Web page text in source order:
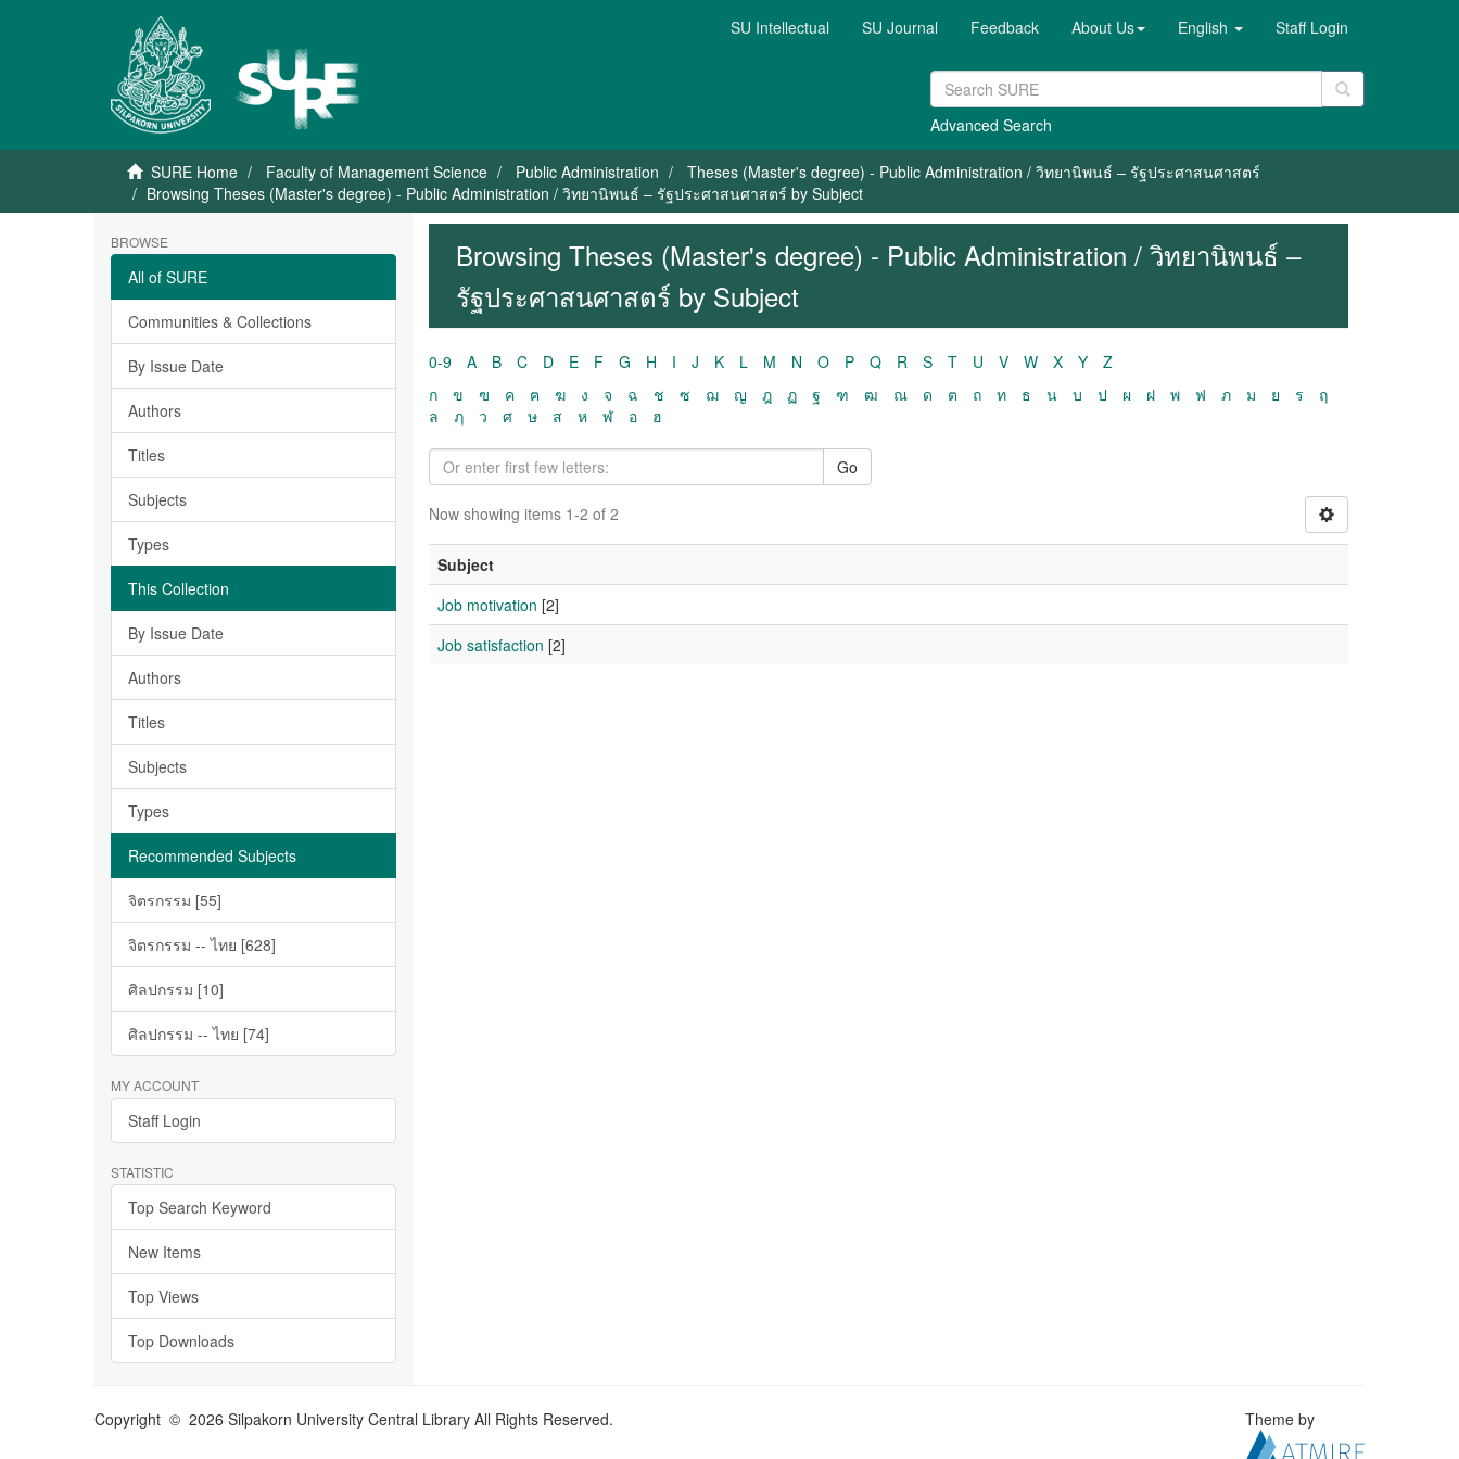
SU Intellectual SU Journal Feedback About Us English Staff Login
Advanced Search
SURE Home Faculty of Management Science Public Administration
Theses (Master's degree) - Public Administration / วิทยานิพนธ์ – รัฐประศาสนศาสตร์
Browsing Theses (Master's degree) - Public Administration / วิทยานิพนธ์ – รัฐประศาสนศาสตร์ by Subject
BROWSE
All of SURE
Communities & Collections
By Issue Date
Authors
Titles
Subjects
Types
This Collection
By Issue Date
Authors
Titles
Subjects
Types
Recommended Subjects
จิตรกรรม [55]
จิตรกรรม -- ไทย [628]
ศิลปกรรม [10]
ศิลปกรรม -- ไทย [74]
MY ACCOUNT
Staff Login
STATISTIC
Top Search Keyword
New Items
Top Views
Top Downloads
Browsing Theses (Master's degree) - Public Administration / วิทยานิพนธ์ –
รัฐประศาสนศาสตร์ by Subject
0-9 A B C D E F G H I J K L M N O P Q R S T U V W X Y
Z
ก
ข ฃ ค ฅ ฆ ง จ ฉ ช ซ ฌ ญ ฎ ฏ ฐ ฑ ฒ ณ ด ต ถ ท ธ น บ ป ผ ฝ พ ฟ ภ ม ย ร
ฤ
ล
ฦ ว ศ ษ ส ห ฬ อ ฮ
Go
Now showing items 1-2 of 2
Subject
Job motivation [2]
Job satisfaction [2]
Copyright © 2026 Silpakorn University Central Library All Rights Reserved. Theme by